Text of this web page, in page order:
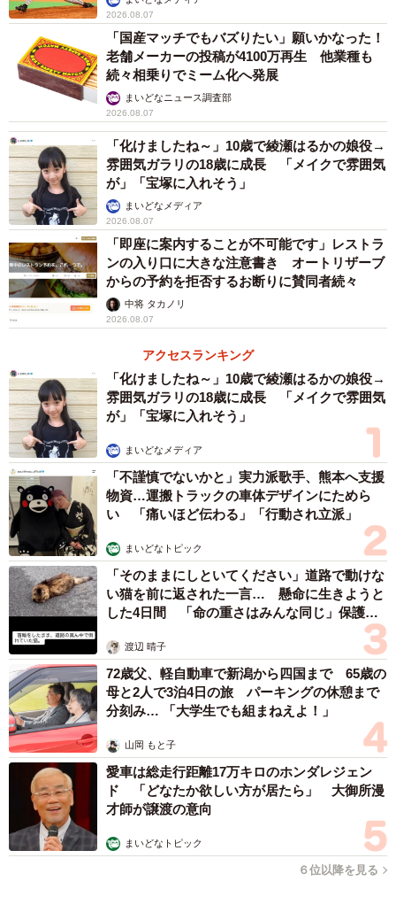
2026.08.07
「国産マッチでもバズりたい」願いかなった！
老舗メーカーの投稿が4100万再生 他業種も
続々相乗りでミーム化へ発展
まいどなニュース調査部
2026.08.07
「化けましたね～」10歳で綾瀬はるかの娘役→
雰囲気ガラリの18歳に成長 「メイクで雰囲気
が」「宝塚に入れそう」
まいどなメディア
2026.08.07
「即座に案内することが不可能です」レストラ
ンの入り口に大きな注意書き オートリザーブ
からの予約を拒否するお断りに賛同者続々
中将 タカノリ
2026.08.07
アクセスランキング
「化けましたね～」10歳で綾瀬はるかの娘役→
雰囲気ガラリの18歳に成長 「メイクで雰囲気
が」「宝塚に入れそう」
まいどなメディア
「不謹慎でないかと」実力派歌手、熊本へ支援
物資…運搬トラックの車体デザインにためら
い 「痛いほど伝わる」「行動され立派」
まいどなトピック
「そのままにしといてください」道路で動けな
い猫を前に返された一言… 懸命に生きようと
した4日間 「命の重さはみんな同じ」保護団
渡辺 晴子
72歳父、軽自動車で新潟から四国まで 65歳の
母と2人で3泊4日の旅 パーキングの休憩まで
分刻み… 「大学生でも組まねえよ！」
山岡 もと子
愛車は総走行距離17万キロのホンダレジェン
ド 「どなたか欲しい方が居たら」 大御所漫
才師が譲渡の意向
まいどなトピック
６位以降を見る